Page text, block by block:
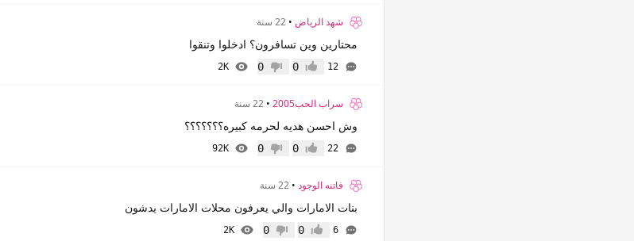
شهد الرياض• 22 سنة
محتارين وين تسافرون؟ ادخلوا وتنقوا
12 إعجاب0 عدم إعجاب
0
2K
سراب الحب2005 • 22 سنة
وش احسن هديه لحرمه كبيره؟؟؟؟؟؟؟
22 إعجاب0 عدم إعجاب
0
92K
فاتنه الوجود• 22 سنة
بنات الامارات والي يعرفون محلات الامارات يدشون
6 إعجاب0 عدم إعجاب
0
2K